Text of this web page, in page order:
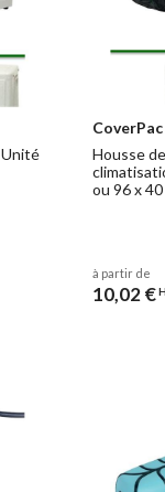
Unité
CoverPac
Housse
ou 96 x
à partir de
10,02 €